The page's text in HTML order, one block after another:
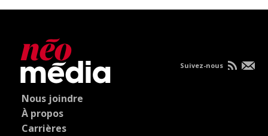
Nous joindre
À propos
Carrières
Suivez-nous